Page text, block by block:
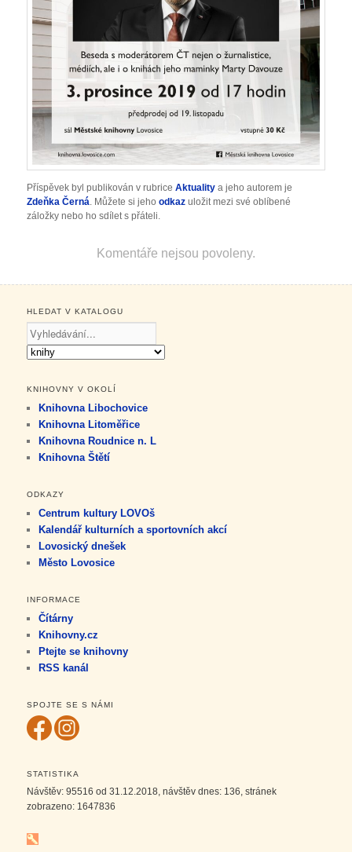
Příspěvek byl publikován v rubriceAktuality a jeho autorem je
Zdeňka Černá. Můžete si jehoodkaz uložit mezi své oblíbené
záložky nebo ho sdílet s přáteli.
Komentáře nejsou povoleny.
HLEDAT V KATALOGU
KNIHOVNY V OKOLÍ
Knihovna Libochovice
Knihovna Litoměřice
Knihovna Roudnice n. L
Knihovna Štětí
ODKAZY
Centrum kultury LOVOš
Kalendář kulturních a sportovních akcí
Lovosický dnešek
Město Lovosice
INFORMACE
Čítárny
Knihovny.cz
Ptejte se knihovny
RSS kanál
SPOJTE SE S NÁMI
STATISTIKA
Návštěv:95516 od 31.12.2018, návštěv dnes: 136, stránek
zobrazeno: 1647836